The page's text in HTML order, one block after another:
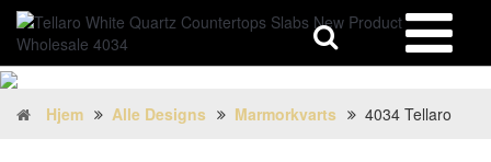
Hjem Alle Designs Marmorkvarts 4034 Tellaro